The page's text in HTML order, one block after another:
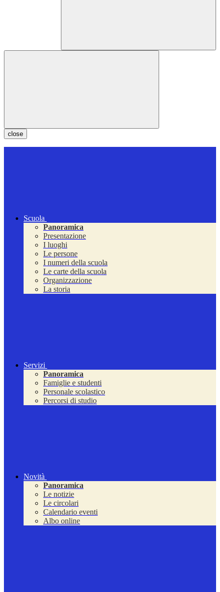
close
Scuola
Panoramica
Presentazione
I luoghi
Le persone
I numeri della scuola
Le carte della scuola
Organizzazione
La storia
Servizi
Panoramica
Famiglie e studenti
Personale scolastico
Percorsi di studio
Novità
Panoramica
Le notizie
Le circolari
Calendario eventi
Albo online